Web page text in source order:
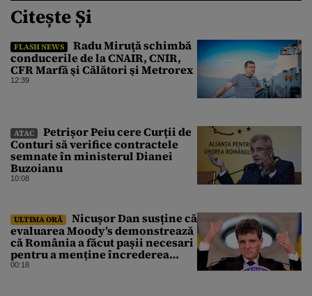
Citește Și
FLASH NEWS
Radu Miruţă schimbă
conducerile de la CNAIR, CNIR,
CFR Marfă şi Călători şi Metrorex
12:39
ATAC
Petrișor Peiu cere Curții de
Conturi să verifice contractele
semnate în ministerul Dianei
Buzoianu
10:08
ULTIMA ORĂ
Nicușor Dan susține că
evaluarea Moody’s demonstrează
că România a făcut pașii necesari
pentru a menține încrederea
investitorilor: „Totuși,
00:18